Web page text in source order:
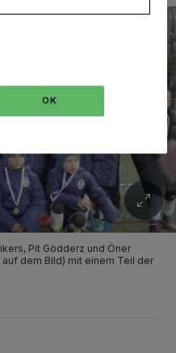
Pit Gödderz und Öner
dem Bild) mit einem Teil der
OK